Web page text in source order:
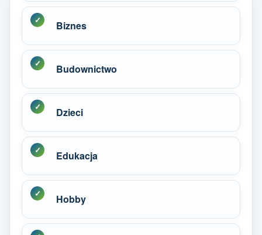
Biznes
Budownictwo
Dzieci
Edukacja
Hobby